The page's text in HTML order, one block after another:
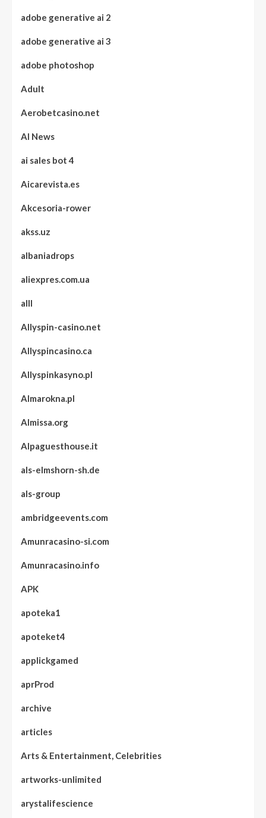
adobe generative ai 2
adobe generative ai 3
adobe photoshop
Adult
Aerobetcasino.net
AI News
ai sales bot 4
Aicarevista.es
Akcesoria-rower
akss.uz
albaniadrops
aliexpres.com.ua
alll
Allyspin-casino.net
Allyspincasino.ca
Allyspinkasyno.pl
Almarokna.pl
Almissa.org
Alpaguesthouse.it
als-elmshorn-sh.de
als-group
ambridgeevents.com
Amunracasino-si.com
Amunracasino.info
APK
apoteka1
apoteket4
applickgamed
aprProd
archive
articles
Arts & Entertainment, Celebrities
artworks-unlimited
arystalifescience